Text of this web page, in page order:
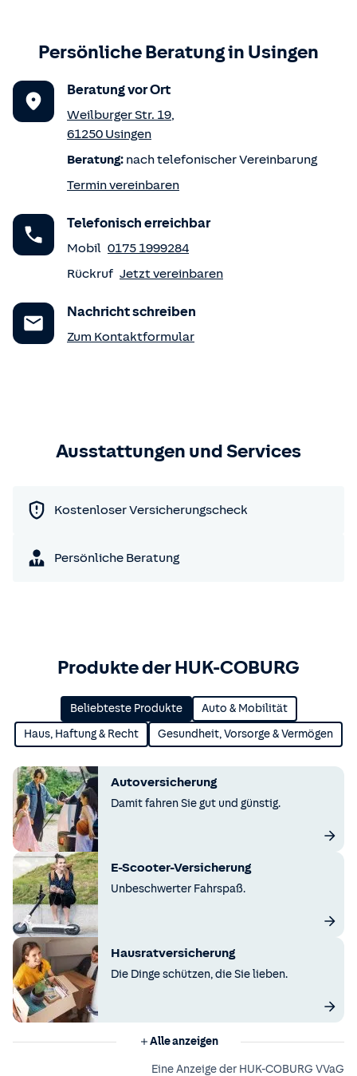
Persönliche Beratung in Usingen
Beratung vor Ort
Weilburger Str. 19,
61250 Usingen
Beratung: nach telefonischer Vereinbarung
Termin vereinbaren
Telefonisch erreichbar
Mobil 0175 1999284
Rückruf Jetzt vereinbaren
Nachricht schreiben
Zum Kontaktformular
Ausstattungen und Services
Kostenloser Versicherungscheck
Persönliche Beratung
Produkte der HUK-COBURG
Beliebteste Produkte Auto & Mobilität
Haus, Haftung & Recht Gesundheit, Vorsorge & Vermögen
Autoversicherung
Damit fahren Sie gut und günstig.
E-Scooter-Versicherung
Unbeschwerter Fahrspaß.
Hausratversicherung
Die Dinge schützen, die Sie lieben.
Alle anzeigen
Eine Anzeige der HUK-COBURG VVaG